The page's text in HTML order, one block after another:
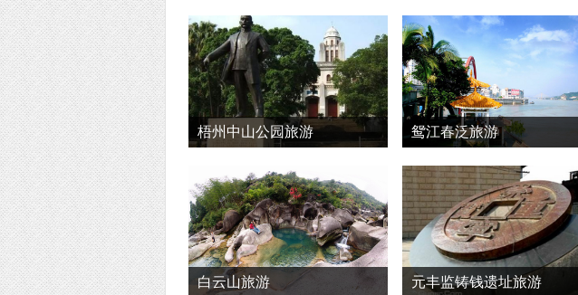
梧州中山公园旅游 鸳江春泛旅游
白云山旅游 元丰监铸钱遗址旅游